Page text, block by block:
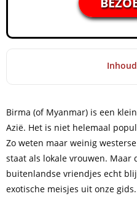
Inhoud
Birma (of Myanmar) is een
Azië. Het is niet helemaal
Zo weten maar weinig
staat als lokale vrouwen. Maar
buitenlandse vriendjes echt
exotische meisjes uit onze gids.